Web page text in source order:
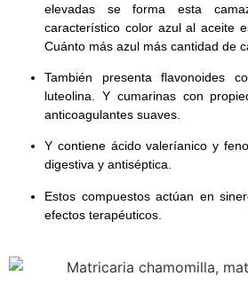
elevadas se forma esta
característico color azul al aceite
Cuánto más azul más cantidad de
También presenta flavonoides
luteolina. Y cumarinas con
anticoagulantes suaves.
Y contiene ácido valeríanico y
digestiva y antiséptica.
Estos compuestos actúan en
efectos terapéuticos.